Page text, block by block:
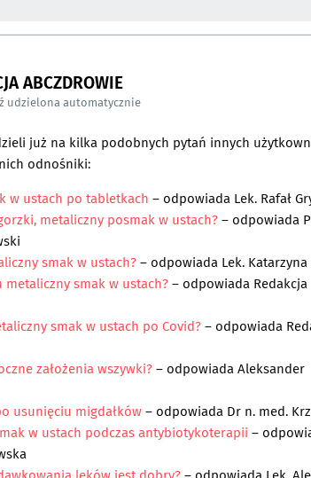
ABCZDROWIE
udzielona automatycznie
już na kilka podobnych pytań innych
odnośniki:
w ustach po tabletkach – odpowiada Lek. Rafał
metaliczny posmak w ustach?– odpowiada
smak w ustach?– odpowiada Lek.
metaliczny smak w ustach?– odpowiada Redakcja
smak w ustach po Covid?– odpowiada
założenia wszywki?– odpowiadaAleksander
usunięciu migdałków– odpowiada Dr n. med.
w ustach podczas antybiotykoterapii –